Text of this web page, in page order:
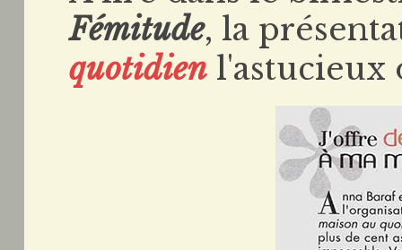
Fémitude, la
quotidien l'astucieux